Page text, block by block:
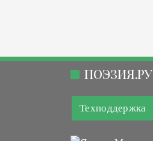
ПОЭЗИЯ.РУ
Техподдержка